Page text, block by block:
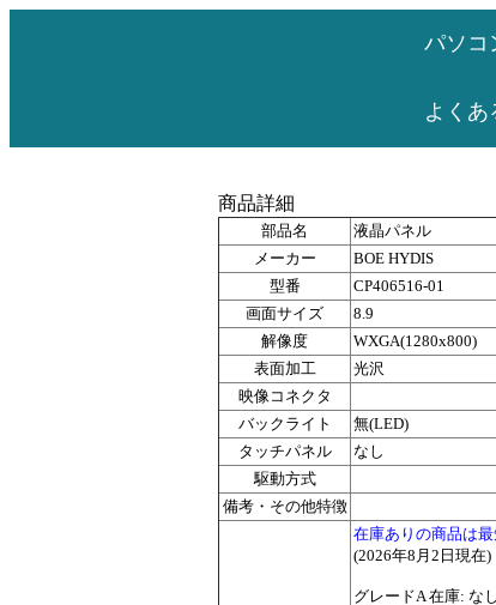
パソコ
よくあ
商品詳細
部品名
液晶パネル
メーカー
BOE HYDIS
型番
CP406516-01
画面サイズ
8.9
解像度
WXGA(1280x800)
表面加工
光沢
映像コネクタ
バックライト
無(LED)
タッチパネル
なし
駆動方式
備考・その他特徴
在庫ありの商品は最
(2026年8月2日現在)
グレードA 在庫: なし